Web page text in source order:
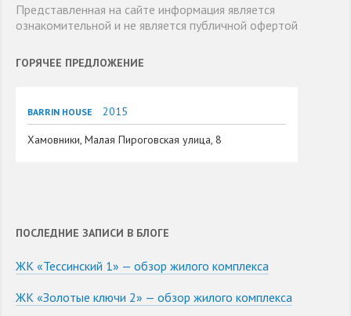
Представленная на сайте информация является
ознакомительной и не является публичной офертой
ГОРЯЧЕЕ ПРЕДЛОЖЕНИЕ
BARRIN HOUSE
2015
Хамовники, Малая Пироговская улица, 8
ПОСЛЕДНИЕ ЗАПИСИ В БЛОГЕ
ЖК «Тессинский 1» — обзор жилого комплекса
ЖК «Золотые ключи 2» — обзор жилого комплекса